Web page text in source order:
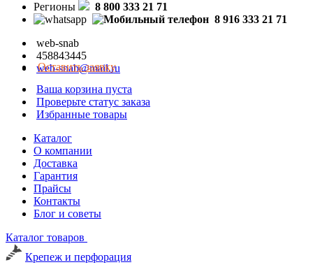
Регионы
8 800 333 21 71
8 916 333 21 71
web-snab
458843445
web-snab@mail.ru
Оставить заявку
Ваша корзина пуста
Проверьте статус заказа
Избранные товары
Каталог
О компании
Доставка
Гарантия
Прайсы
Контакты
Блог и советы
Каталог товаров
Крепеж и перфорация